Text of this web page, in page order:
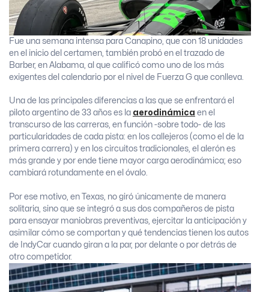
Fue una semana intensa para Canapino, que con 18 unidades
en el inicio del certamen, también probó en el trazado de
Barber, en Alabama, al que calificó como uno de los más
exigentes del calendario por el nivel de Fuerza G que conlleva.
Una de las principales diferencias a las que se enfrentará el
piloto argentino de 33 años es la aerodinámica en el
transcurso de las carreras, en función -sobre todo- de las
particularidades de cada pista: en los callejeros (como el de la
primera carrera) y en los circuitos tradicionales, el alerón es
más grande y por ende tiene mayor carga aerodinámica; eso
cambiará rotundamente en el óvalo.
Por ese motivo, en Texas, no giró únicamente de manera
solitaria, sino que se integró a sus dos compañeros de pista
para ensayar maniobras preventivas, ejercitar la anticipación y
asimilar cómo se comportan y qué tendencias tienen los autos
de IndyCar cuando giran a la par, por delante o por detrás de
otro competidor.